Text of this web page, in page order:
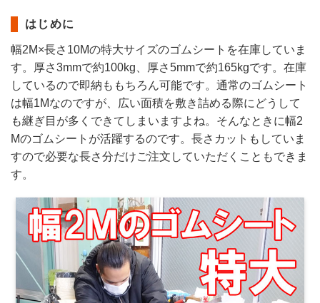
はじめに
幅2M×長さ10Mの特大サイズのゴムシートを在庫していま
す。厚さ3mmで約100kg、厚さ5mmで約165kgです。在庫
しているので即納ももちろん可能です。通常のゴムシート
は幅1Mなのですが、広い面積を敷き詰める際にどうして
も継ぎ目が多くできてしまいますよね。そんなときに幅2
Mのゴムシートが活躍するのです。長さカットもしていま
すので必要な長さ分だけご注文していただくこともできま
す。